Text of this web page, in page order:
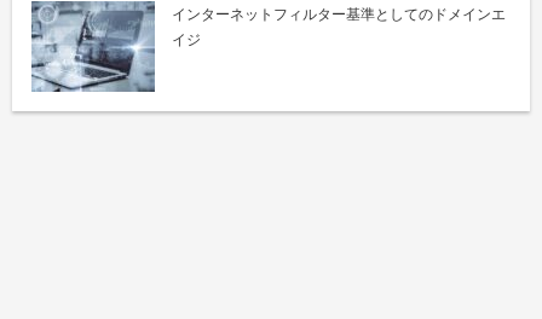
インターネットフィルター基準としてのドメインエ
イジ